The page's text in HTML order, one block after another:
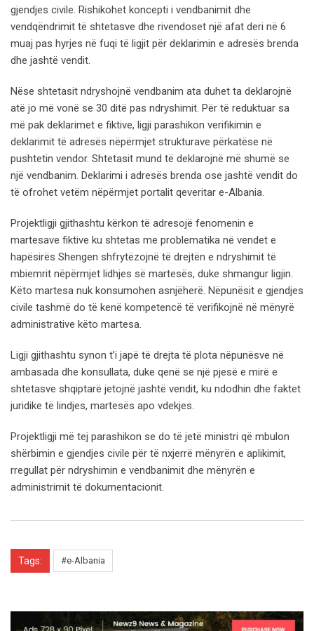
gjendjes civile. Rishikohet koncepti i vendbanimit dhe
vendqëndrimit të shtetasve dhe rivendoset një afat deri në 6
muaj pas hyrjes në fuqi të ligjit për deklarimin e adresës brenda
dhe jashtë vendit.
Nëse shtetasit ndryshojnë vendbanim ata duhet ta deklarojnë
atë jo më vonë se 30 ditë pas ndryshimit. Për të reduktuar sa
më pak deklarimet e fiktive, ligji parashikon verifikimin e
deklarimit të adresës nëpërmjet strukturave përkatëse në
pushtetin vendor. Shtetasit mund të deklarojnë më shumë se
një vendbanim. Deklarimi i adresës brenda ose jashtë vendit do
të ofrohet vetëm nëpërmjet portalit qeveritar e-Albania.
Projektligji gjithashtu kërkon të adresojë fenomenin e
martesave fiktive ku shtetas me problematika në vendet e
hapësirës Shengen shfrytëzojnë të drejtën e ndryshimit të
mbiemrit nëpërmjet lidhjes së martesës, duke shmangur ligjin.
Këto martesa nuk konsumohen asnjëherë. Nëpunësit e gjendjes
civile tashmë do të kenë kompetencë të verifikojnë në mënyrë
administrative këto martesa.
Ligji gjithashtu synon t’i japë të drejta të plota nëpunësve në
ambasada dhe konsullata, duke qenë se një pjesë e mirë e
shtetasve shqiptarë jetojnë jashtë vendit, ku ndodhin dhe faktet
juridike të lindjes, martesës apo vdekjes.
Projektligji më tej parashikon se do të jetë ministri që mbulon
shërbimin e gjendjes civile për të nxjerrë mënyrën e aplikimit,
rregullat për ndryshimin e vendbanimit dhe mënyrën e
administrimit të dokumentacionit.
Tags: #e-Albania